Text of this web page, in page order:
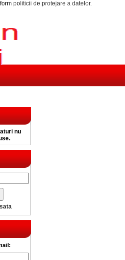
politicii de protejare a datelor.
nu